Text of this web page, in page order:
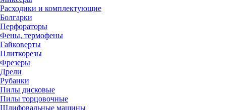
Расходики и комплектующие
Болгарки
Перфораторы
Фены, термофены
Гайковерты
Плиткорезы
Фрезеры
Дрели
Рубанки
Пилы дисковые
Пилы торцовочные
Шлифовальные машины